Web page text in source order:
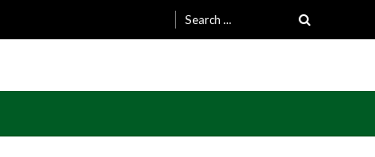
Search
for: